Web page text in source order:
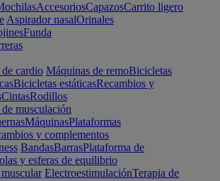
AccesoriosCapazosCarrito ligero
Aspirador nasalOrinales
Funda
cardio Máquinas de remoBicicletas
Bicicletas estáticasRecambios y
CintasRodillos
musculación
MáquinasPlataformas
y complementos
BandasBarrasPlataforma de
y esferas de equilibrio
ElectroestimulaciónTerapia de